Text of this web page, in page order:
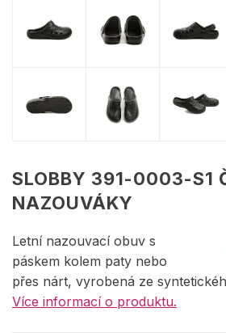
SLOBBY 391-0003-S1
NAZOUVÁKY
Letní nazouvací obuv s
páskem kolem paty nebo
přes nárt, vyrobená ze
Více informací o produktu.